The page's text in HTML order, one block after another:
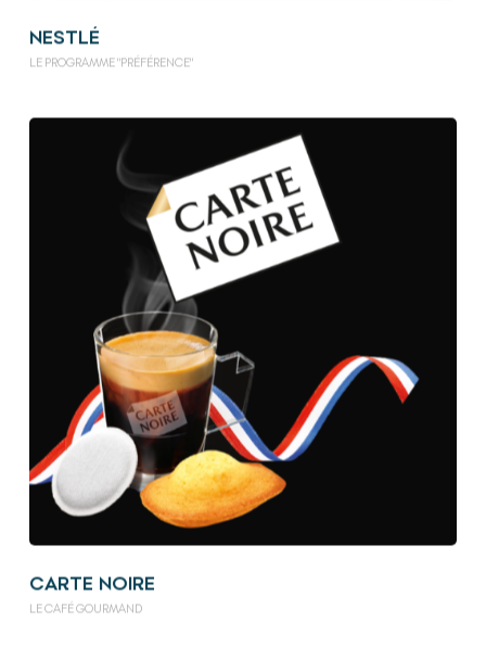
NESTLÉ
LE PROGRAMME "PRÉFÉRENCE"
CARTE NOIRE
LE CAFÉ GOURMAND